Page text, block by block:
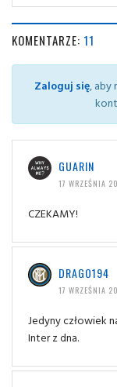
KOMENTARZE: 11
Zaloguj się, aby
GUARIN
17 WRZEŚNIA
CZEKAMY!
DRAGO194
17 WRZEŚNIA
Jedyny człowiek
Inter z dna.